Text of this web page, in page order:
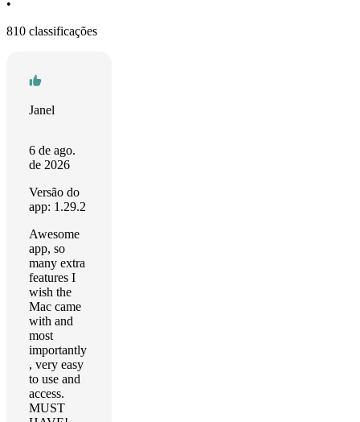
•
810 classificações
Janel
6 de ago.
de 2026
Versão do
app: 1.29.2
Awesome
app, so
many extra
features I
wish the
Mac came
with and
most
importantly
, very easy
to use and
access.
MUST